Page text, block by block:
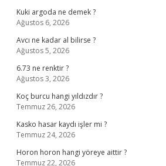
Kuki argoda ne demek ?
Ağustos 6, 2026
Avcı ne kadar al bilirse ?
Ağustos 5, 2026
6.73 ne renktir ?
Ağustos 3, 2026
Koç burcu hangi yıldızdır ?
Temmuz 26, 2026
Kasko hasar kaydı işler mi ?
Temmuz 24, 2026
Horon horon hangi yöreye aittir ?
Temmuz 22, 2026